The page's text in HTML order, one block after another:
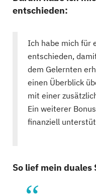
entschieden:
Ich habe mich für
entschieden,
dem Gelernten
einen Überblick
mit einer
Ein weiterer
finanziell
So lief mein duales